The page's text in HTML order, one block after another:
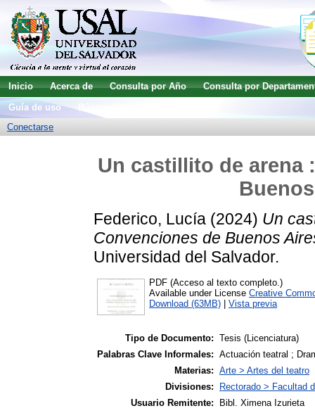
Inicio Acerca de Consulta por Año
Consulta por
Guía de uso
Conectarse
Un castillito de arena
Federico, Lucía (2024) Un
Convenciones de Buenos
Universidad del Salvador.
PDF (Acceso al texto completo.)
Available under License Creative
Download (63MB)
Vista previa
Tipo de Documento: Tesis (Licenciatura)
Palabras Clave Informales: Actuación teatral ;
Materias: Arte > Artes del teatro
Divisiones:
Rectorado > Facultad
Usuario Remitente:
Bibl. Ximena Izurieta